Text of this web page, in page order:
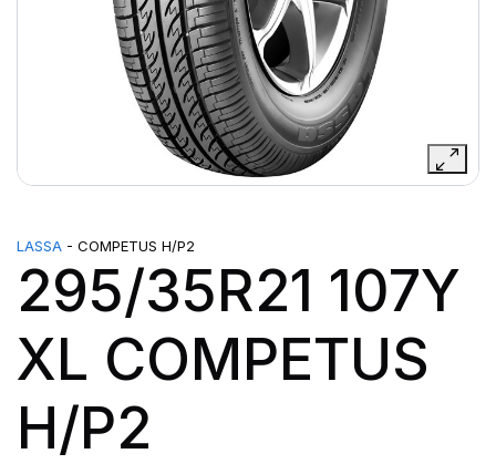
LASSA - COMPETUS H/P2
295/35R21 107Y
XL COMPETUS
H/P2